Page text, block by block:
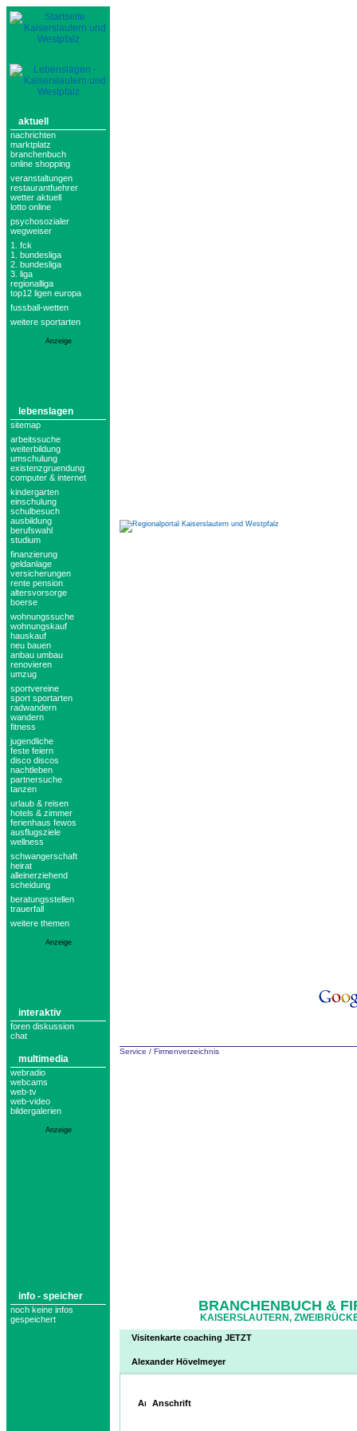
aktuell
nachrichten
marktplatz
branchenbuch
online shopping
veranstaltungen
restaurantfuehrer
wetter aktuell
lotto online
psychosozialer
wegweiser
1. fck
1. bundesliga
2. bundesliga
3. liga
regionalliga
top12 ligen europa
fussball-wetten
weitere sportarten
Anzeige
lebenslagen
sitemap
arbeitssuche
weiterbildung
umschulung
existenzgruendung
computer & internet
kindergarten
einschulung
schulbesuch
ausbildung
berufswahl
studium
finanzierung
geldanlage
versicherungen
rente pension
altersvorsorge
boerse
wohnungssuche
wohnungskauf
hauskauf
neu bauen
anbau umbau
renovieren
umzug
sportvereine
sport sportarten
radwandern
wandern
fitness
jugendliche
feste feiern
disco discos
nachtleben
partnersuche
tanzen
urlaub & reisen
hotels & zimmer
ferienhaus fewos
ausflugsziele
wellness
schwangerschaft
heirat
alleinerziehend
scheidung
beratungsstellen
trauerfall
weitere themen
Anzeige
interaktiv
foren diskussion
chat
multimedia
webradio
webcams
web-tv
web-video
bildergalerien
Anzeige
info - speicher
noch keine infos
gespeichert
Service / Firmenverzeichnis
BRANCHENBUCH &
KAISERSLAUTERN,
Visitenkarte coaching JETZT
Alexander Hövelmeyer
Anschrift